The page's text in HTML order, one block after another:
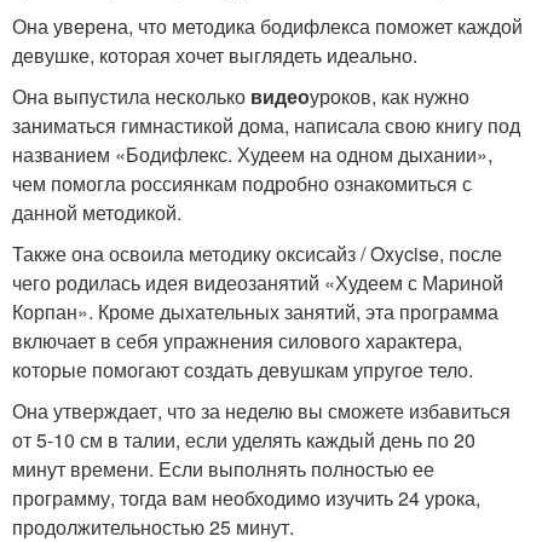
Она уверена, что методика бодифлекса поможет каждой
девушке, которая хочет выглядеть идеально.
Она выпустила несколько видеоуроков, как нужно
заниматься гимнастикой дома, написала свою книгу под
названием «Бодифлекс. Худеем на одном дыхании»,
чем помогла россиянкам подробно ознакомиться с
данной методикой.
Также она освоила методику оксисайз / Oxycise, после
чего родилась идея видеозанятий «Худеем с Мариной
Корпан». Кроме дыхательных занятий, эта программа
включает в себя упражнения силового характера,
которые помогают создать девушкам упругое тело.
Она утверждает, что за неделю вы сможете избавиться
от 5-10 см в талии, если уделять каждый день по 20
минут времени. Если выполнять полностью ее
программу, тогда вам необходимо изучить 24 урока,
продолжительностью 25 минут.